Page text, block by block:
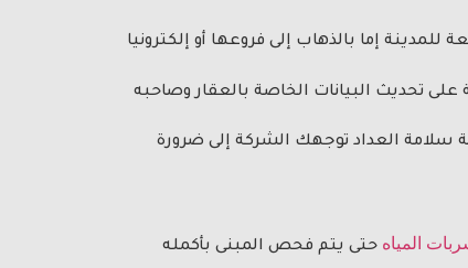
إما بالذهاب إلى فروعها أو إلكترونيا
تحديث البيانات الخاصة بالعقار وصاحبه
سلامة العداد توجهك الشركة إلى ضرورة
المياه حتى يتم فحص المبنى بأكمله